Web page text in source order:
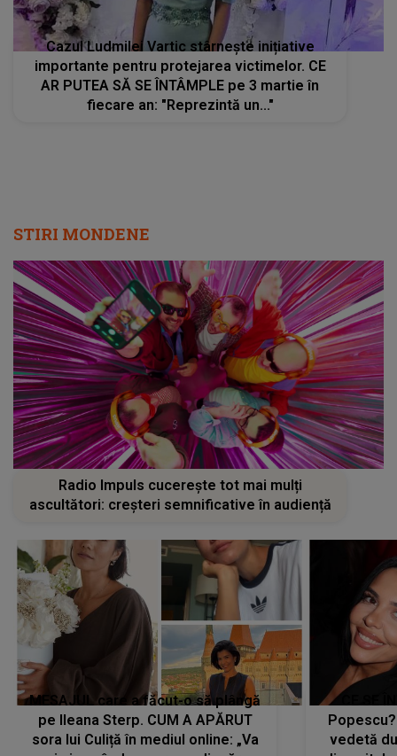
Cazul Ludmilei Vartic stârnește inițiative
importante pentru protejarea victimelor. CE
AR PUTEA SĂ SE ÎNTÂMPLE pe 3 martie în
fiecare an: "Reprezintă un..."
STIRI MONDENE
Radio Impuls cucerește tot mai mulți
ascultători: creșteri semnificative în audiență
MESAJUL care a făcut-o să plângă
pe Ileana Sterp. CUM A APĂRUT
sora lui Culiță în mediul online: „Va
vedetă